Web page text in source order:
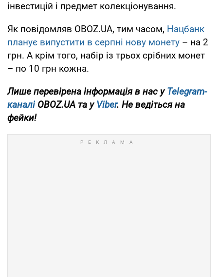
інвестицій і предмет колекціонування.
Як повідомляв OBOZ.UA, тим часом, Нацбанк
планує випустити в серпні нову монету – на 2
грн. А крім того, набір із трьох срібних монет
– по 10 грн кожна.
Лише перевірена інформація в нас уTelegram-
каналіOBOZ.UA та уViber. Не ведіться на
фейки!